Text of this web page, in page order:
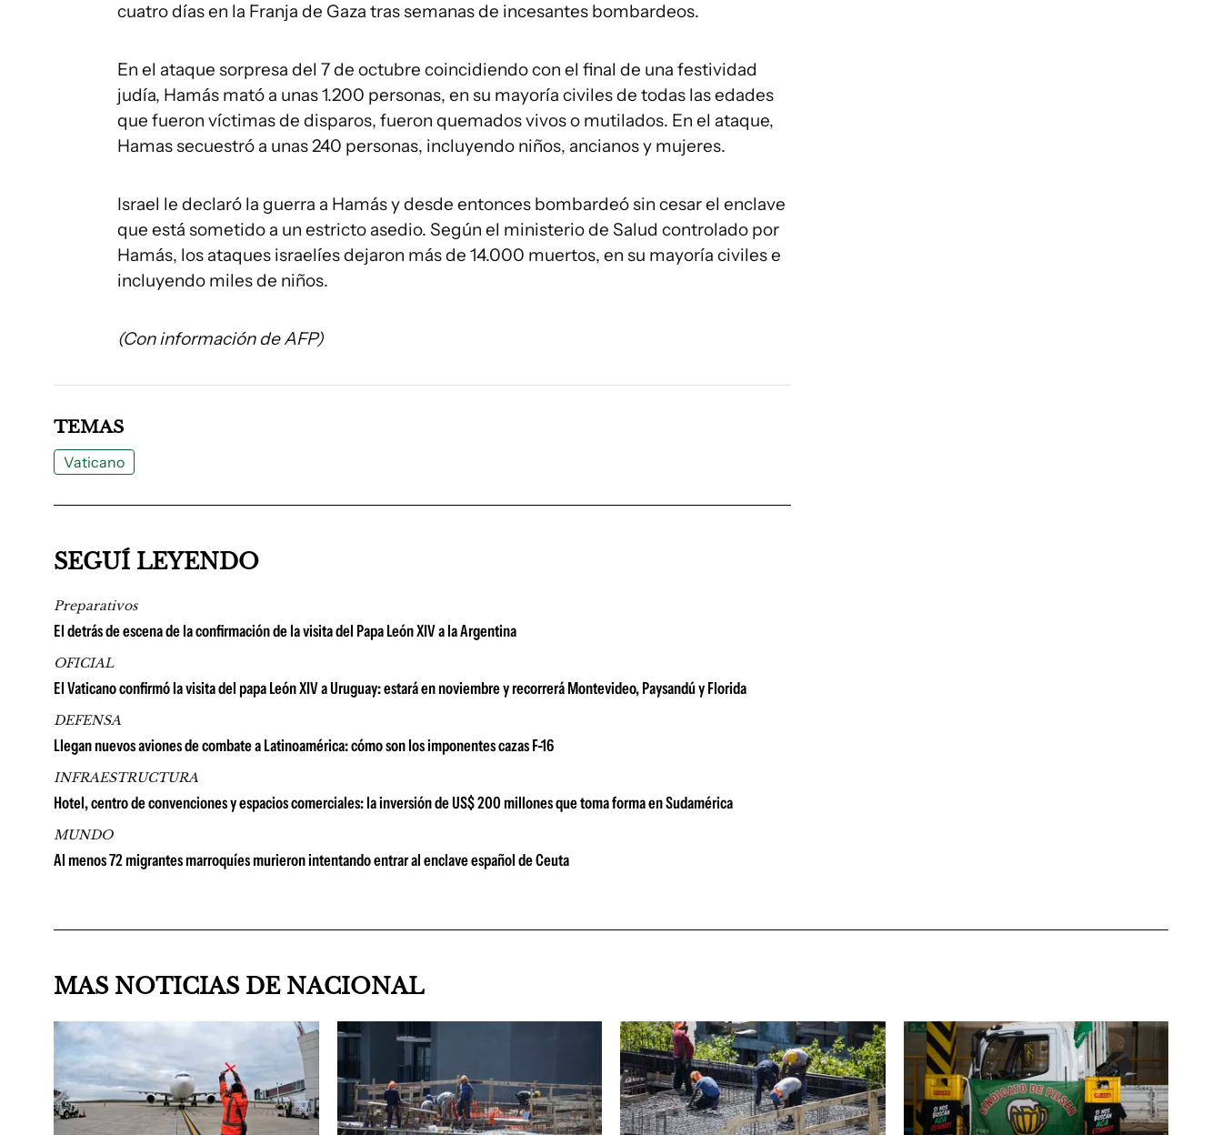
cuatro días en la Franja de Gaza tras semanas de incesantes bombardeos.
En el ataque sorpresa del 7 de octubre coincidiendo con el final de una festividad
judía, Hamás mató a unas 1.200 personas, en su mayoría civiles de todas las edades
que fueron víctimas de disparos, fueron quemados vivos o mutilados. En el ataque,
Hamas secuestró a unas 240 personas, incluyendo niños, ancianos y mujeres.
Israel le declaró la guerra a Hamás y desde entonces bombardeó sin cesar el enclave
que está sometido a un estricto asedio. Según el ministerio de Salud controlado por
Hamás, los ataques israelíes dejaron más de 14.000 muertos, en su mayoría civiles e
incluyendo miles de niños.
(Con información de AFP)
TEMAS
Vaticano
SEGUÍ LEYENDO
Preparativos
El detrás de escena de la confirmación de la visita del Papa León XIV a la Argentina
OFICIAL
El Vaticano confirmó la visita del papa León XIV a Uruguay: estará en noviembre y recorrerá Montevideo, Paysandú y Florida
DEFENSA
Llegan nuevos aviones de combate a Latinoamérica: cómo son los imponentes cazas F-16
INFRAESTRUCTURA
Hotel, centro de convenciones y espacios comerciales: la inversión de US$ 200 millones que toma forma en Sudamérica
MUNDO
Al menos 72 migrantes marroquíes murieron intentando entrar al enclave español de Ceuta
MAS NOTICIAS DE NACIONAL